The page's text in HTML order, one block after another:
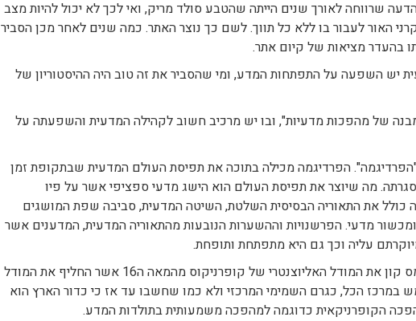
שרווחה לאורך שנים הייתה שהטבע סולד מריק, ואי לכך לא יכול להיות מצב
האור לעבור בו ללא כל תווך. לשם כך נוצר האתר. כמה שנים לאחר מכן הסביר
בהעדר מציאות של קיום אתר.
יש השפעה על התפתחות המדע, ומי שהסביר את זה טוב היה ההיסטוריון של
"המבנה של מהפכות מדעיות", ובו יש מרכיב חשוב לקהילה המדעית והשפעתה על
הפרדיגמה מכילה בתוכה את תפיסת העולם המדעית שבתקופת זמן
מה שיוצר את תפיסת העולם הוא הישג מדעי ספציפי אשר על פיו
כולל את התאוריה הבסיסית השלטת, השיטה המדעית, סביבה שפת המושגים
מדעי. הפרשנויות וההשערות הנובעות מהתאוריה המדעית, המדענים אשר
עליה וכך גם היא מתפתחת ותופחת.
כדוגמה לפרדיגמה ייחודית מביא תומס קון את המודל האליוצנטרי של קופרניקוס מהמאה ה16 אשר החליף את המודל
במרכז הכל, כגרם השמימי המרכזי ולא כמו שחשבו עד אז כי כדור הארץ הוא
הקופרניקאית כדוגמה למהפכה משמעותית בתולדות המדע.